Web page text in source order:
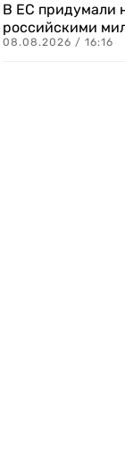
В ЕС придумали
российскими
08.08.2026 / 16:16